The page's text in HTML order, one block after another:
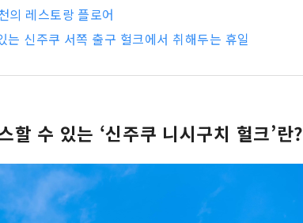
의 레스토랑 플로어
신주쿠 서쪽 출구 헐크에서 취해두는 휴일
할 수 있는 ‘신주쿠 니시구치 헐크’란?